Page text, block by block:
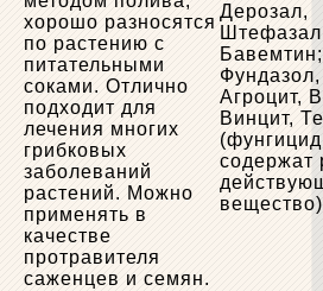
хорошо разносятся
по растению с
питательными
соками. Отлично
подходит для
лечения многих
грибковых
заболеваний
растений. Можно
применять в
качестве
протравителя
саженцев и семян.
Дерозал,
Фундазол,
Агроцит,
Винцит,
содержат
вещество)